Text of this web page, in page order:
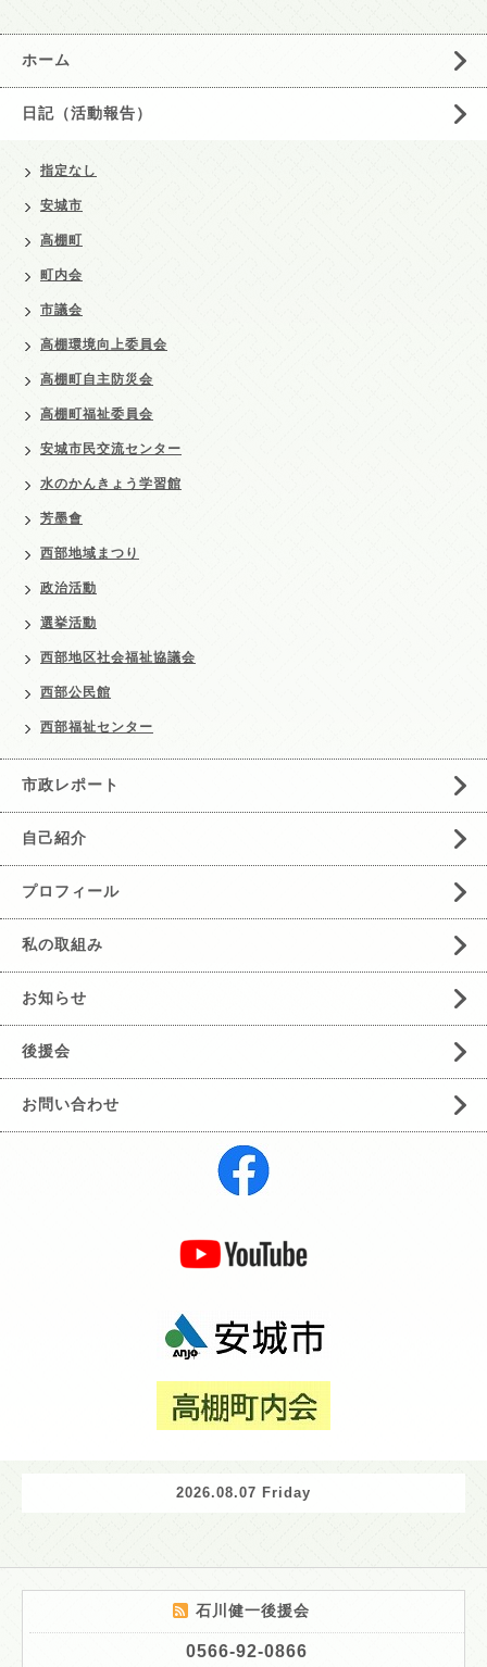
ホーム
日記（活動報告）
指定なし
安城市
高棚町
町内会
市議会
高棚環境向上委員会
高棚町自主防災会
高棚町福祉委員会
安城市民交流センター
水のかんきょう学習館
芳墨會
西部地域まつり
政治活動
選挙活動
西部地区社会福祉協議会
西部公民館
西部福祉センター
市政レポート
自己紹介
プロフィール
私の取組み
お知らせ
後援会
お問い合わせ
2026.08.07 Friday
石川健一後援会
0566-92-0866